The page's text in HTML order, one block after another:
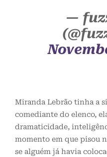
—
Miranda Lebrão tinha a
comediante do elenco,
dramaticidade,
momento em que pisou
se alguém já havia